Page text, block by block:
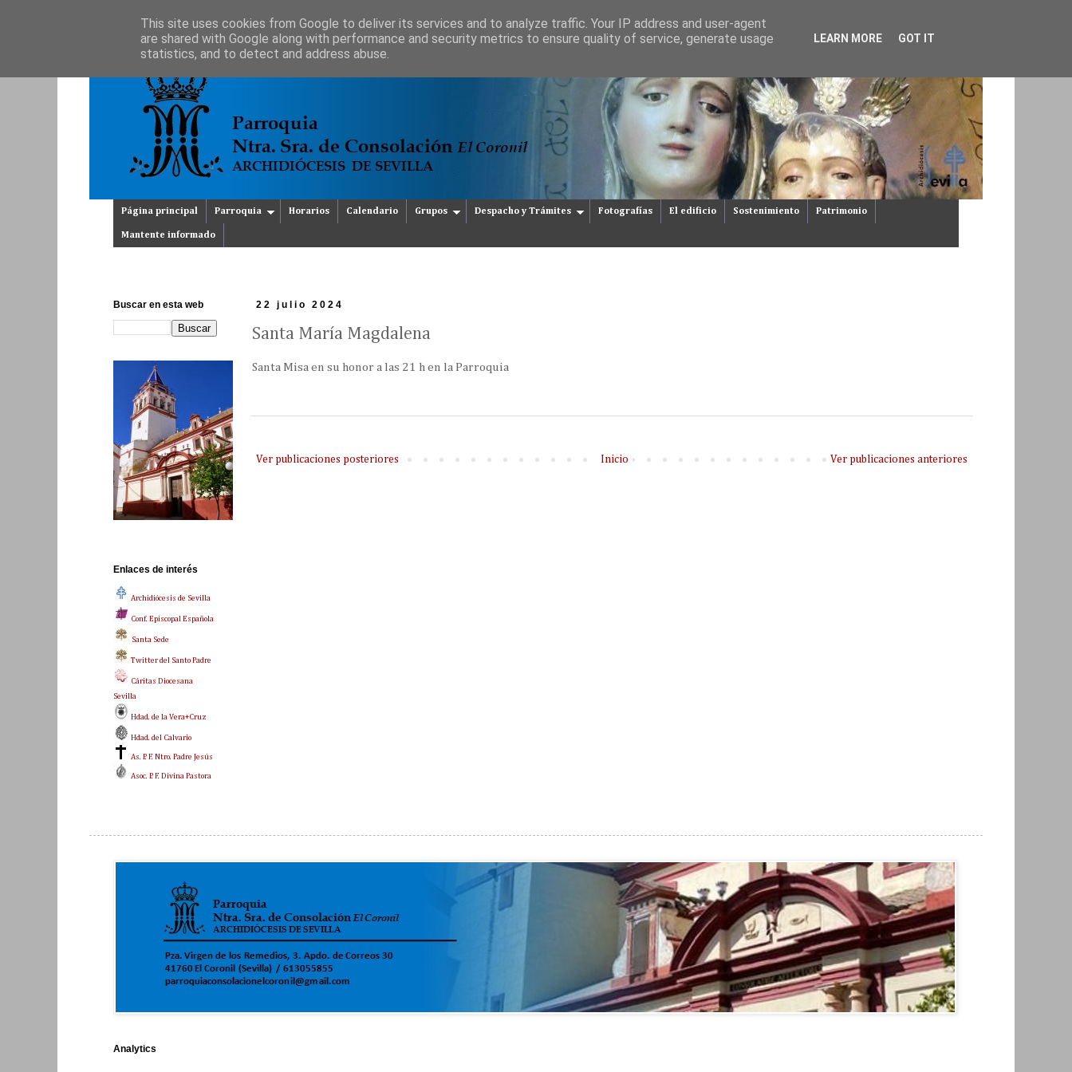
Página principal Parroquia Horarios Calendario Grupos Despacho y Trámites Fotografías El edificio Sostenimiento Patrimonio
Mantente informado
22 julio 2024
Santa María Magdalena
Santa Misa en su honor a las 21 h en la Parroquia
Ver publicaciones posteriores Ver publicaciones anteriores
Inicio
Buscar en esta web
Enlaces de interés
Archidiócesis de Sevilla
Conf. Episcopal Española
Santa Sede
Twitter del Santo Padre
Cáritas Diocesana
Sevilla
Hdad. de la Vera+Cruz
Hdad. del Calvario
As. P. F. Ntro. Padre Jesús
Asoc. P. F. Divina Pastora
Analytics
This site uses cookies from Google to deliver its services and to analyze traffic. Your IP address and user-agent
are shared with Google along with performance and security metrics to ensure quality of service, generate usage
statistics, and to detect and address abuse.
LEARN MORE GOT IT